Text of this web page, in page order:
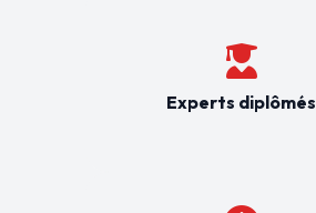
Experts diplômés